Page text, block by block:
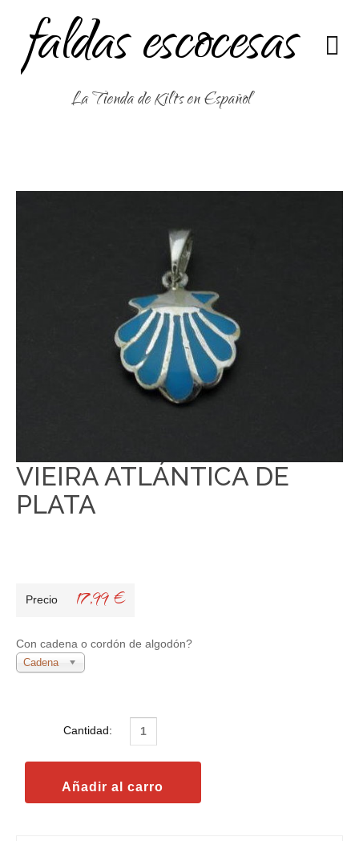
faldas escocesas
La Tienda de Kilts en Español
VIEIRA ATLÁNTICA DE
PLATA
Precio 17,99 €
Con cadena o cordón de algodón?
Cadena
Cantidad: